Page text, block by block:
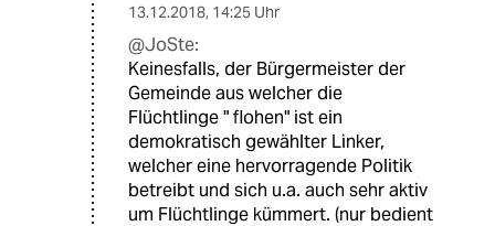
13.12.2018, 14:25 Uhr
@JoSte:
Keinesfalls, der Bürgermeister der
Gemeinde aus welcher die
Flüchtlinge " flohen" ist ein
demokratisch gewählter Linker,
welcher eine hervorragende Politik
betreibt und sich u.a. auch sehr aktiv
um Flüchtlinge kümmert. (nur bedient